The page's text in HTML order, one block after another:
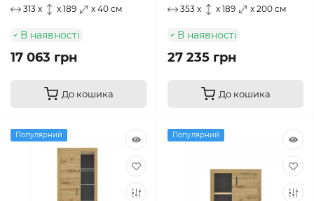
313 x x 189 x 40 см
В наявності
17 063 грн
До кошика
353 x x 189 x 200 см
В наявності
27 235 грн
До кошика
Популярний Популярний